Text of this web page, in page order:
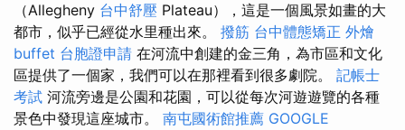
（Allegheny 台中舒壓 Plateau），這是一個風景如畫的大
都市，似乎已經從水里種出來。 撥筋 台中體態矯正 外燴
buffet 台胞證申請 在河流中創建的金三角，為市區和文化
區提供了一個家，我們可以在那裡看到很多劇院。 記帳士
考試 河流旁邊是公園和花園，可以從每次河遊遊覽的各種
景色中發現這座城市。 南屯國術館推薦 GOOGLE